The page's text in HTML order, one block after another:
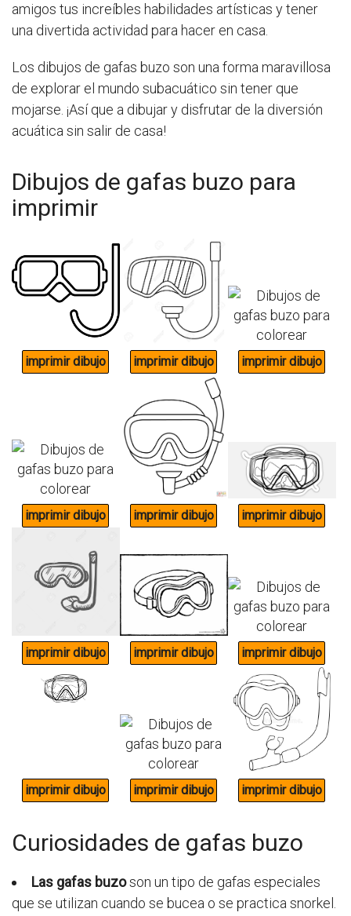
amigos tus increíbles habilidades artísticas y tener
una divertida actividad para hacer en casa.
Los dibujos de gafas buzo son una forma maravillosa
de explorar el mundo subacuático sin tener que
mojarse. ¡Así que a dibujar y disfrutar de la diversión
acuática sin salir de casa!
Dibujos de gafas buzo para
imprimir
Curiosidades de gafas buzo
Las gafas buzoson un tipo de gafas especiales
que se utilizan cuando se bucea o se practica snorkel.